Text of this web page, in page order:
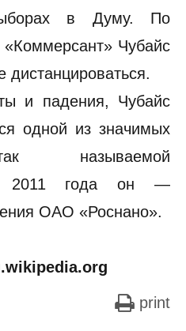
в Думу. По
Чубайс
и падения, Чубайс
одной из значимых
называемой
С 2011 года он —
ОАО «Роснано».
print